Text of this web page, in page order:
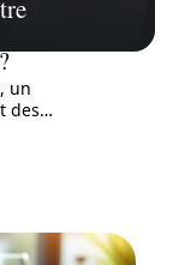
un
des…